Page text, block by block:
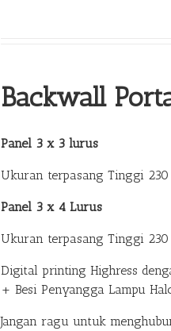
Backwall
Panel 3 x 3 lurus
Ukuran terpasang Tinggi
Panel 3 x 4 Lurus
Ukuran terpasang Tinggi
Digital printing Highress
+ Besi Penyangga Lampu
Jangan ragu untuk